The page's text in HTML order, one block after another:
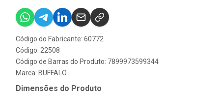
Código do Fabricante: 60772
Código: 22508
Código de Barras do Produto: 7899973599344
Marca: BUFFALO
Dimensões do Produto